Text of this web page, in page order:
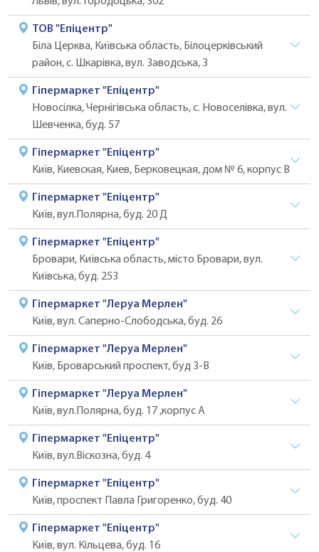
ТОВ "Епіцентр"
Біла Церква, Київська область, Білоцерківський
район, с. Шкарівка, вул. Заводська, 3
Гіпермаркет "Епіцентр"
Новосілка, Чернігівська область, с. Новоселівка, вул.
Шевченка, буд. 57
Гіпермаркет "Епіцентр"
Київ, Киевская, Киев, Берковецкая, дом № 6, корпус В
Гіпермаркет "Епіцентр"
Київ, вул.Полярна, буд. 20 Д
Гіпермаркет "Епіцентр"
Бровари, Київська область, місто Бровари, вул.
Київська, буд. 253
Гіпермаркет "Леруа Мерлен"
Київ, вул. Саперно-Слободська, буд. 26
Гіпермаркет "Леруа Мерлен"
Київ, Броварський проспект, буд 3-В
Гіпермаркет "Леруа Мерлен"
Київ, вул.Полярна, буд. 17 ,корпус А
Гіпермаркет "Епіцентр"
Київ, вул.Віскозна, буд. 4
Гіпермаркет "Епіцентр"
Київ, проспект Павла Григоренко, буд. 40
Гіпермаркет "Епіцентр"
Київ, вул. Кільцева, буд. 16